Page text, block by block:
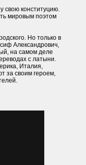
свою конституцию.
мировым поэтом
Но только в
Александрович,
на самом деле
с латыни.
Италия,
за своим героем,